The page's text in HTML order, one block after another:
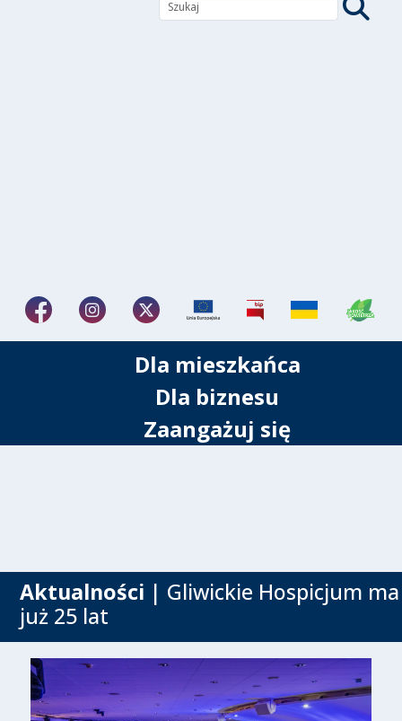
Dla mieszkańca
Dla biznesu
Zaangażuj się
Aktualności | Gliwickie Hospicjum ma
już 25 lat